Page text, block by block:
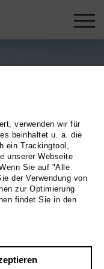
verwenden wir für
beinhaltet u. a. die
ein Trackingtool,
unserer Webseite
Sie auf "Alle
der Verwendung von
zur Optimierung
findet Sie in den